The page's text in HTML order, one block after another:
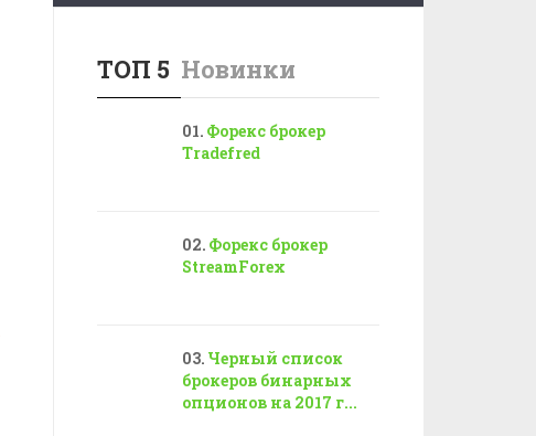
ТОП 5 Новинки
Форекс брокер
Tradefred
Форекс брокер
StreamForex
Черный список
брокеров бинарных
опционов на 2017 г...